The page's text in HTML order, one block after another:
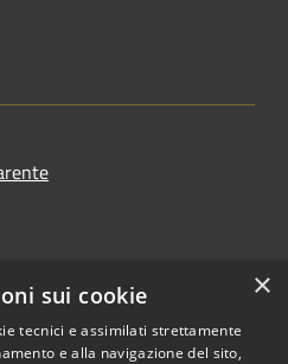
×
sui cookie
tecnici e assimilati strettamente
e alla navigazione del sito,